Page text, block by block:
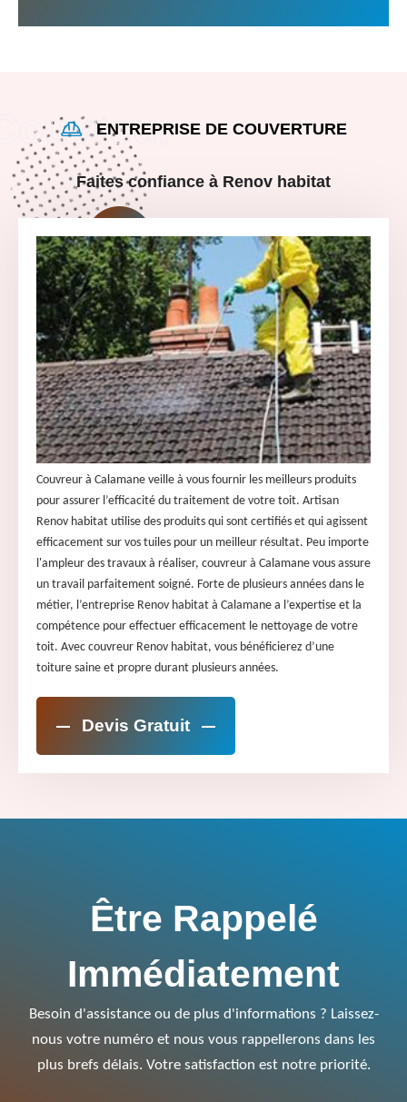
ENTREPRISE DE COUVERTURE
Faites confiance à Renov habitat
Couvreur à Calamane veille à vous fournir les meilleurs produits
pour assurer l’efficacité du traitement de votre toit. Artisan
Renov habitat utilise des produits qui sont certifiés et qui agissent
efficacement sur vos tuiles pour un meilleur résultat. Peu importe
l'ampleur des travaux à réaliser, couvreur à Calamane vous assure
un travail parfaitement soigné. Forte de plusieurs années dans le
métier, l’entreprise Renov habitat à Calamane a l’expertise et la
compétence pour effectuer efficacement le nettoyage de votre
toit. Avec couvreur Renov habitat, vous bénéficierez d’une
toiture saine et propre durant plusieurs années.
Devis Gratuit
Être Rappelé
Immédiatement
Besoin d'assistance ou de plus d'informations ? Laissez-
nous votre numéro et nous vous rappellerons dans les
plus brefs délais. Votre satisfaction est notre priorité.